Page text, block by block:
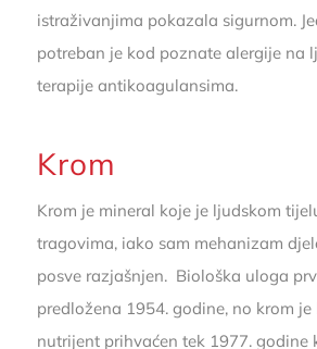
istraživanjima pokazala sigurnom.
potreban je kod poznate alergije na
terapije antikoagulansima.
Krom
Krom je mineral koje je ljudskom
tragovima, iako sam mehanizam
posve razjašnjen. Biološka uloga
predložena 1954. godine, no krom
nutrijent prihvaćen tek 1977. godine